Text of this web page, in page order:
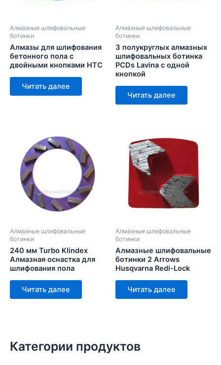
Алмазные шлифовальные
ботинки
Алмазы для шлифования
бетонного пола с
двойными кнопками HTC
Читать далее
Алмазные шлифовальные
ботинки
3 полукруглых алмазных
шлифовальных ботинка
PCDs Lavina с одной
кнопкой
Читать далее
Алмазные шлифовальные
ботинки
240 мм Turbo Klindex
Алмазная оснастка для
шлифования пола
Читать далее
Алмазные шлифовальные
ботинки
Алмазные шлифовальные
ботинки 2 Arrows
Husqvarna Redi-Lock
Читать далее
Категории продуктов